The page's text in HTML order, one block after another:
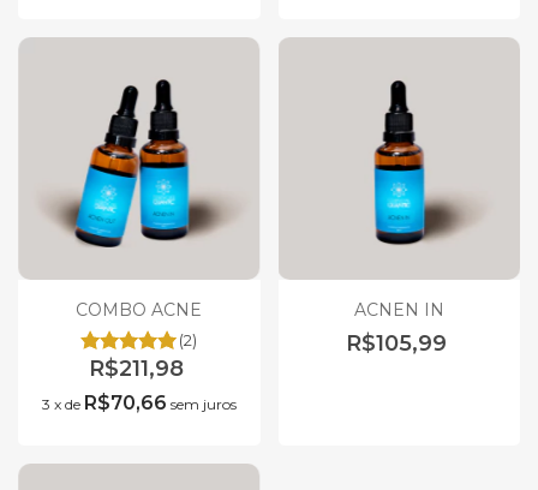
COMBO ACNE
(2)
R$211,98
3 x de R$70,66 sem juros
ACNEN IN
R$105,99